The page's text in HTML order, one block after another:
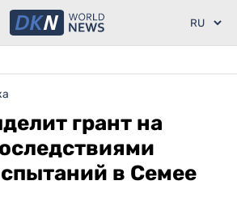
грант на
в Семее